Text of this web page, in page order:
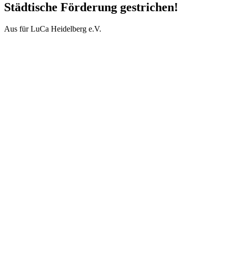
Städtische Förderung gestrichen!
Aus für LuCa Heidelberg e.V.